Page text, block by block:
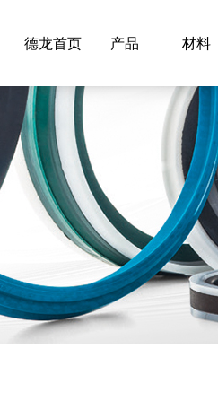
德龙首页 产品 材料